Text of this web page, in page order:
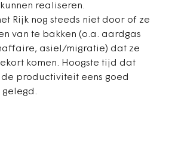
realiseren.
Rijk nog steeds niet door of ze
van te bakken (o.a. aardgas
asiel/migratie) dat ze
komen. Hoogste tijd dat
productiviteit eens goed